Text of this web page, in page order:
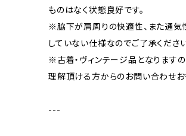
ものはなく状態良好です。
※脇下が肩周りの快適性、また通気
していない仕様なのでご了承ください
※古着・ヴィンテージ品となります
理解頂ける方からのお問い合わせお
---